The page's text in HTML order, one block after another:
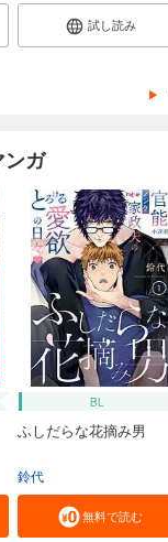
試し読み
ガ
BL
ふしだらな花摘み男
鈴代
無料で読む